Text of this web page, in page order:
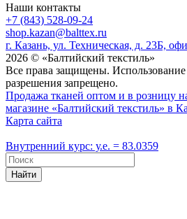
Наши контакты
+7 (843) 528-09-24
shop.kazan@balttex.ru
г. Казань, ул. Техническая, д. 23Б,
2026 © «Балтийский текстиль»
Все права защищены. Использование
разрешения запрещено.
Продажа тканей оптом и в розницу
магазине «Балтийский текстиль» в
Карта сайта
Внутренний курс: у.е. = 83.0359
Найти